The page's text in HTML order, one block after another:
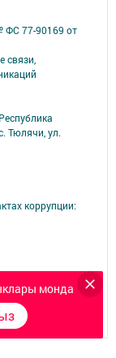
монда
ФС 77-90169 от
связи,
Тюлячи, ул.
коррупции:
сервисов и
браузера.